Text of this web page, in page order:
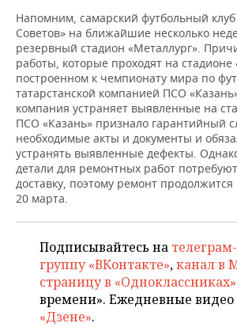
ЭНЕРГЕТИКА
УСЛУГИ
МЕДИА
ТЕЛЕКОММУНИКАЦИИ
ВЫЕЗДНАЯ РЕДАКЦИЯ
БИЗНЕС-БРАНЧИ
ONLINE-КОНФЕРЕНЦИИ
ОТКРЫТАЯ ЛЕКЦИЯ
НОВОСТИ СПОРТА
ФУТБОЛ
ХОККЕЙ
БАСКЕТБОЛ
ВОЛЕЙБОЛ
КИБЕРСПОРТ
ФИГУРНОЕ КАТАНИЕ
ВОДНЫЕ ВИДЫ СПОРТА
ХОККЕЙ С МЯЧОМ
ОБЩЕСТВО
НОВОСТИ ОБЩЕСТВА
ВЛАСТЬ
ИНФРАСТРУКТУРА
ИСТОРИЯ
КУЛЬТУРА
МЕДИЦИНА
ОБРАЗОВАНИЕ
ПРОИСШЕСТВИЯ
ФОТОГАЛЕРЕЯ
СЮЖЕТЫ
СПРАВОЧНИК
СПИСОК ПЕРСОН
СПИСОК КОМПАНИЙ
ПОЛНАЯ ВЕРСИЯ
Напомним, самарский футбольный
Советов» на ближайшие несколько
резервный стадион «Металлург».
работы, которые проходят на
построенном к чемпионату мира по
татарстанской компанией ПСО
компания устраняет выявленные на
ПСО «Казань» признало гарантийный
необходимые акты и документы и
устранять выявленные дефекты.
детали для ремонтных работ
доставку, поэтому ремонт
20 марта.
Подписывайтесь на
группу «ВКонтакте»,канал в
страницу в «Одноклассниках»
времени». Ежедневные видео
«Дзене».